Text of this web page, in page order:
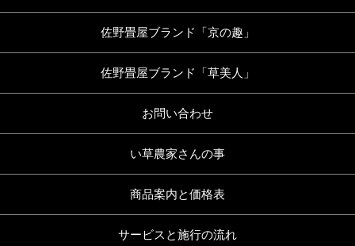
佐野畳屋ブランド「京の趣」
佐野畳屋ブランド「草美人」
お問い合わせ
い草農家さんの事
商品案内と価格表
サービスと施行の流れ